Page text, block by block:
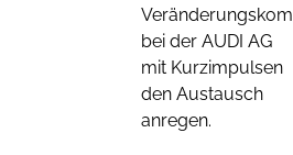
bei der AUDI AG
mit Kurzimpulsen
den Austausch
anregen.